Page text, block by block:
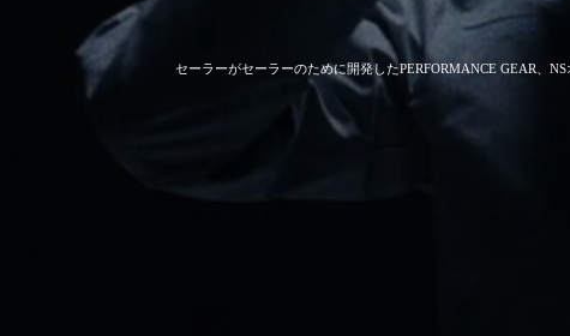
セーラーがセーラーのために開発したPERFORMANCE GEAR、